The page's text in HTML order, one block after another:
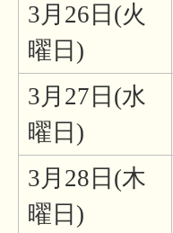
3月26日(火
曜日)
3月27日(水
曜日)
3月28日(木
曜日)